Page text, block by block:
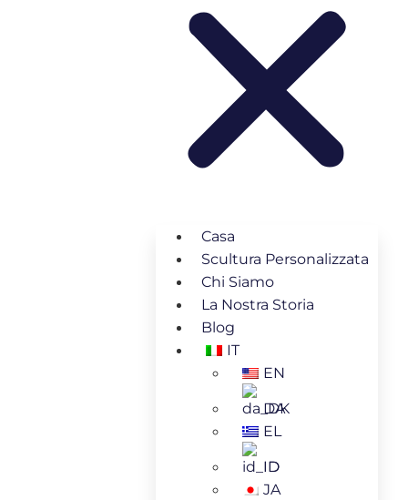
Casa
Scultura Personalizzata
Chi Siamo
La Nostra Storia
Blog
IT
EN
DA
EL
ID
JA